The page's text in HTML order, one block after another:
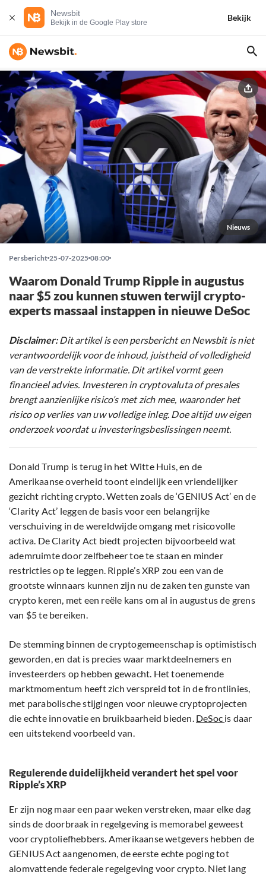
Newsbit
Bekijk in de Google Play store
Bekijk
Nieuws
Persbericht 25-07-2025 08:00
Waarom Donald Trump Ripple in augustus
naar $5 zou kunnen stuwen terwijl crypto-
experts massaal instappen in nieuwe DeSoc
Disclaimer:Dit artikel is een persbericht en Newsbit is niet
verantwoordelijk voor de inhoud, juistheid of volledigheid
van de verstrekte informatie. Dit artikel vormt geen
financieel advies. Investeren in cryptovaluta of presales
brengt aanzienlijke risico’s met zich mee, waaronder het
risico op verlies van uw volledige inleg. Doe altijd uw eigen
onderzoek voordat u investeringsbeslissingen neemt.
Donald Trump is terug in het Witte Huis, en de
Amerikaanse overheid toont eindelijk een vriendelijker
gezicht richting crypto. Wetten zoals de ‘GENIUS Act’ en de
‘Clarity Act’ leggen de basis voor een belangrijke
verschuiving in de wereldwijde omgang met risicovolle
activa. De Clarity Act biedt projecten bijvoorbeeld wat
ademruimte door zelfbeheer toe te staan en minder
restricties op te leggen. Ripple’s XRP zou een van de
grootste winnaars kunnen zijn nu de zaken ten gunste van
crypto keren, met een reële kans om al in augustus de grens
van $5 te bereiken.
De stemming binnen de cryptogemeenschap is optimistisch
geworden, en dat is precies waar marktdeelnemers en
investeerders op hebben gewacht. Het toenemende
marktmomentum heeft zich verspreid tot in de frontlinies,
met parabolische stijgingen voor nieuwe cryptoprojecten
die echte innovatie en bruikbaarheid bieden. DeSoc is daar
een uitstekend voorbeeld van.
Regulerende duidelijkheid verandert het spel voor
Ripple’s XRP
Er zijn nog maar een paar weken verstreken, maar elke dag
sinds de doorbraak in regelgeving is memorabel geweest
voor cryptoliefhebbers. Amerikaanse wetgevers hebben de
GENIUS Act aangenomen, de eerste echte poging tot
alomvattende federale regelgeving voor crypto. Niet lang